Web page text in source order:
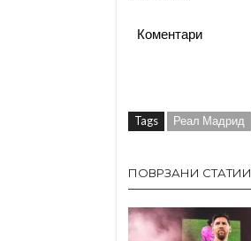
Коментари
Tags Реал Мадрид
ПОВРЗАНИ СТАТИИ